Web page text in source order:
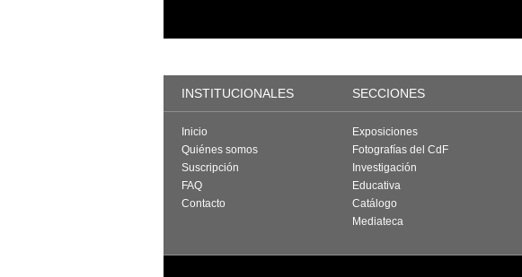
INSTITUCIONALES SECCIONES
Inicio
Quiénes somos
Suscripción
FAQ
Contacto
Exposiciones
Fotografías del CdF
Investigación
Educativa
Catálogo
Mediateca